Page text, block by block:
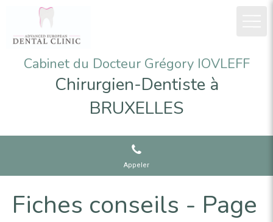
Cabinet du Docteur Grégory IOVLEFF
Chirurgien-Dentiste à
BRUXELLES
Appeler
Fiches conseils - Page